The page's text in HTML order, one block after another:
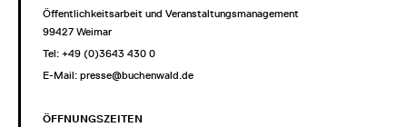
Öffentlichkeitsarbeit und Veranstaltungsmanagement
99427 Weimar
Tel: +49 (0)3643 430 0
E-Mail: presse@buchenwald.de
ÖFFNUNGSZEITEN